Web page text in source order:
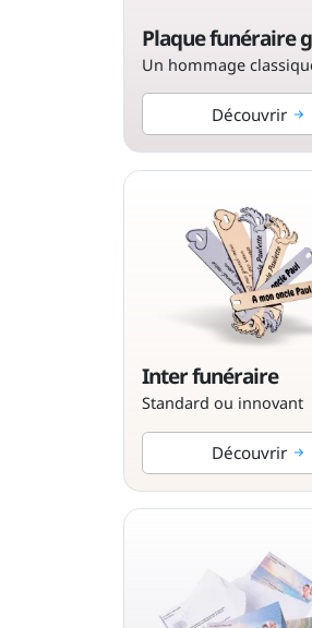
Plaque funéraire
Un hommage
Découvrir
Inter funéraire
Standard ou innovant
Découvrir